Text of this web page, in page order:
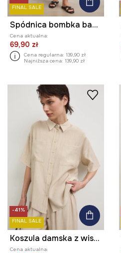
FINAL SALE
Spódnica bombka bawełniana z haftem
Cena aktualna:
69,90 zł
Cena regularna: 139,90 zł
Najniższa cena: 139,90 zł
-41%
FINAL SALE
Koszula damska z wiskozą
Cena aktualna: